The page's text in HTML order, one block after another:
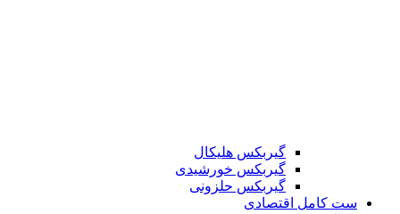
گیربکس هلیکال
گیربکس خورشیدی
گیربکس حلزونی
ست کامل اقتصادی